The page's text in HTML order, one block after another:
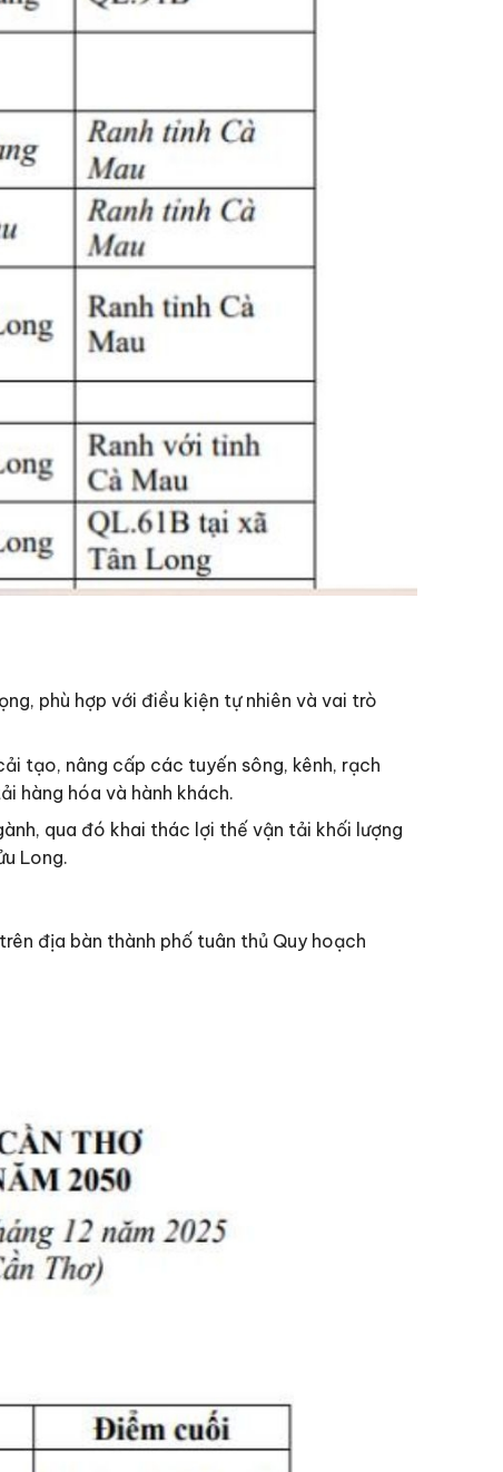
phù hợp với điều kiện tự nhiên và vai trò
tạo, nâng cấp các tuyến sông, kênh, rạch
hàng hóa và hành khách.
qua đó khai thác lợi thế vận tải khối lượng
Long.
địa bàn thành phố tuân thủ Quy hoạch